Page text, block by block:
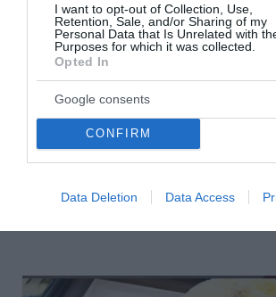
I want to opt-out of Collection, Use,
Retention, Sale, and/or Sharing of my
Personal Data that Is Unrelated with
Purposes for which it was collected.
Opted In
Google consents
CONFIRM
Data Deletion Data Access